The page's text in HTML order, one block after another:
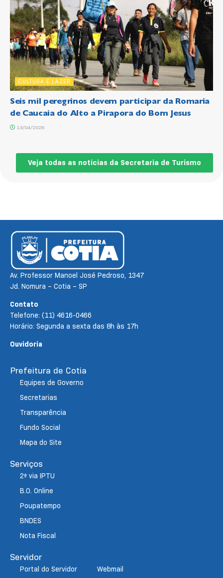
CULTURA E LAZER
Seis mil peregrinos devem participar da Romaria
de Caucaia do Alto a Pirapora do Bom Jesus
13/04/2026
Veja todas as notícias da Secretaria de Turismo
Av. Professor Manoel José Pedroso, 1347
Jd. Nomura – Cotia – SP
Contato
Telefone: (11) 4616-0466
Horário: Segunda a sexta das 8h às 17h
Ouvidoria
Prefeitura de Cotia
Equipes de Governo
Secretarias
Transparência
Fundo Social
Mapa do Site
Serviços
2ª via IPTU
B.O. Online
Poupatempo
BNDES
Nota Fiscal
Servidor
Portal do Servidor Webmail